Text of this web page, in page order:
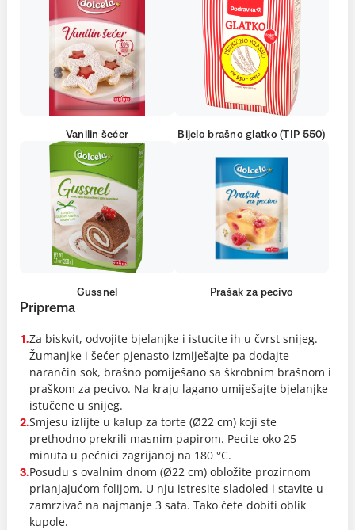
Vanilin šećer Bijelo brašno glatko (TIP 550)
Gussnel Prašak za pecivo
Priprema
1.Za biskvit, odvojite bjelanjke i istucite ih u čvrst snijeg.
Žumanjke i šećer pjenasto izmiješajte pa dodajte
narančin sok, brašno pomiješano sa škrobnim brašnom i
praškom za pecivo. Na kraju lagano umiješajte bjelanjke
istučene u snijeg.
2.Smjesu izlijte u kalup za torte (Ø22 cm) koji ste
prethodno prekrili masnim papirom. Pecite oko 25
minuta u pećnici zagrijanoj na 180 °C.
3.Posudu s ovalnim dnom (Ø22 cm) obložite prozirnom
prianjajućom folijom. U nju istresite sladoled i stavite u
zamrzivač na najmanje 3 sata. Tako ćete dobiti oblik
kupole.